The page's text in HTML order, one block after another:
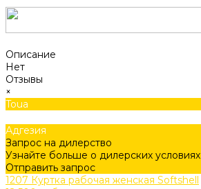
Описание
Нет
Отзывы
×
Toua
Адгезия
Запрос на дилерство
Узнайте больше о дилерских условиях
Отправить запрос
1207 Куртка рабочая женская Softshell